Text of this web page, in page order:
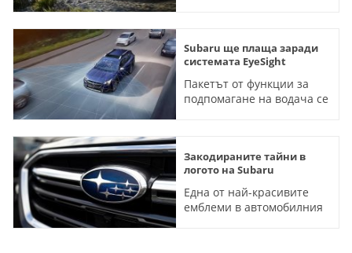
Subaru ще плаща заради
системата EyeSight
Пакетът от функции за
подпомагане на водача се
Закодираните тайни в
логото на Subaru
Eдна от най-красивите
емблеми в автомобилния